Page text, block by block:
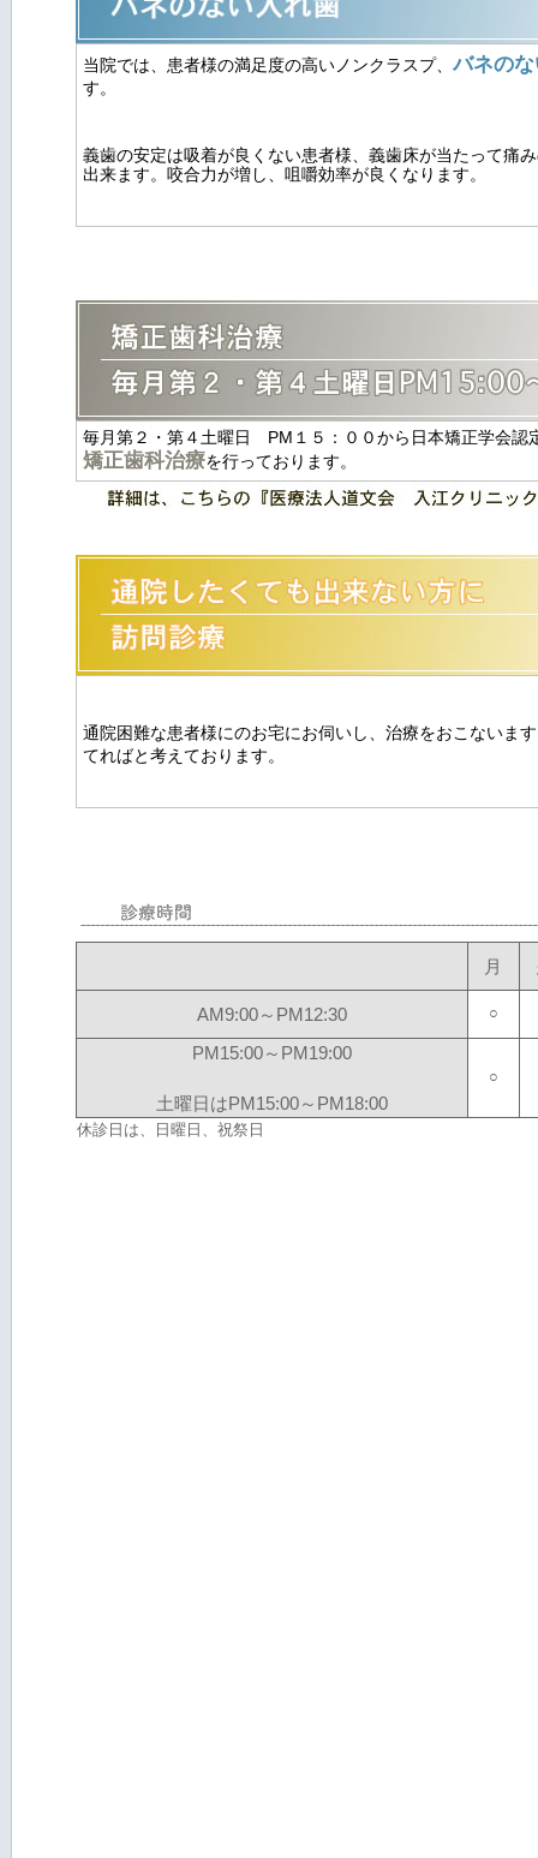
当院では、患者様の満足度の高いノンクラスプ、バネの
す。
義歯の安定は吸着が良くない患者様、義歯床が当たって痛
出来ます。咬合力が増し、咀嚼効率が良くなります。
毎月第２・第４土曜日 PM１５：００から日本矯正学会認
矯正歯科治療を行っております。
通院困難な患者様にのお宅にお伺いし、治療をおこないま
てればと考えております。
月
AM9:00～PM12:30 ○
PM15:00～PM19:00
土曜日はPM15:00～PM18:00
○
休診日は、日曜日、祝祭日